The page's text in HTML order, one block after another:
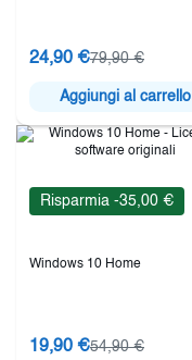
24,90 €79,90 €
Aggiungi al carrello
Risparmia -35,00 €
Windows 10 Home
19,90 €54,90 €